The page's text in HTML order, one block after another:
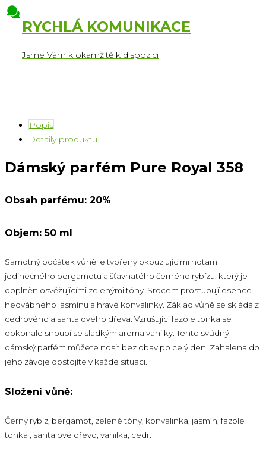
RYCHLÁ KOMUNIKACE
Jsme Vám k okamžitě k dispozici
Popis
Detaily produktu
Dámský parfém Pure Royal 358
Obsah parfému: 20%
Objem: 50 ml
Samotný počátek vůně je tvořený okouzlujícími notami
jedinečného bergamotu a šťavnatého černého rybízu, který je
doplněn osvěžujícími zelenými tóny. Srdcem prostupují esence
hedvábného jasmínu a hravé konvalinky. Základ vůně se skládá z
cedrového a santalového dřeva. Vzrušující fazole tonka se
dokonale snoubí se sladkým aroma vanilky. Tento svůdný
dámský parfém můžete nosit bez obav po celý den. Zahalena do
jeho závoje obstojíte v každé situaci.
Složení vůně:
Černý rybíz, bergamot, zelené tóny, konvalinka, jasmín , fazole
tonka
, santalové dřevo, vanilka, cedr